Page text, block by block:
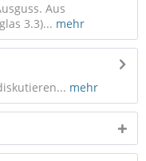
Aus
3.3)... mehr
mehr